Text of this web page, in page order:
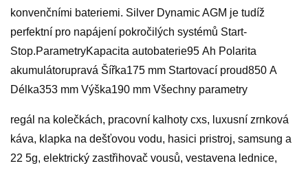
konvenčními bateriemi. Silver Dynamic AGM je tudíž
perfektní pro napájení pokročilých systémů Start-
Stop.ParametryKapacita autobaterie95 Ah Polarita
akumulátorupravá Šířka175 mm Startovací proud850 A
Délka353 mm Výška190 mm Všechny parametry
regál na kolečkách, pracovní kalhoty cxs, luxusní zrnková
káva, klapka na dešťovou vodu, hasici pristroj, samsung a
22 5g, elektrický zastřihovač vousů, vestavena lednice,